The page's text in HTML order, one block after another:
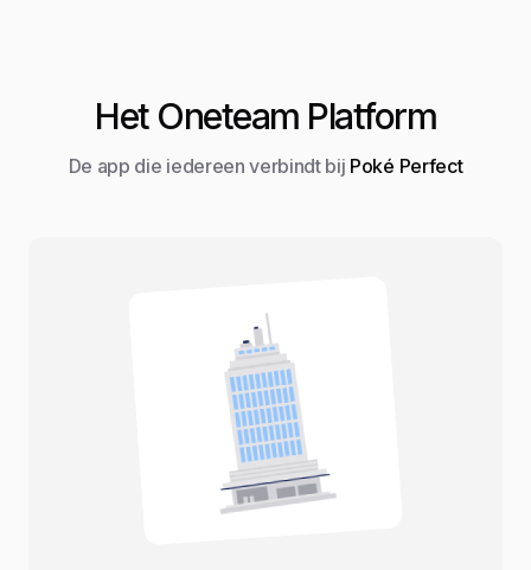
Het Oneteam Platform
De app die iedereen verbindt bij Poké Perfect